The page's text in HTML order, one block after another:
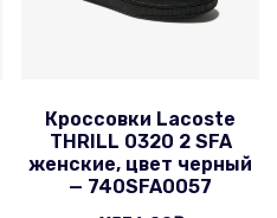
Кроссовки Lacoste
THRILL 0320 2 SFA
женские, цвет черный
— 740SFA0057